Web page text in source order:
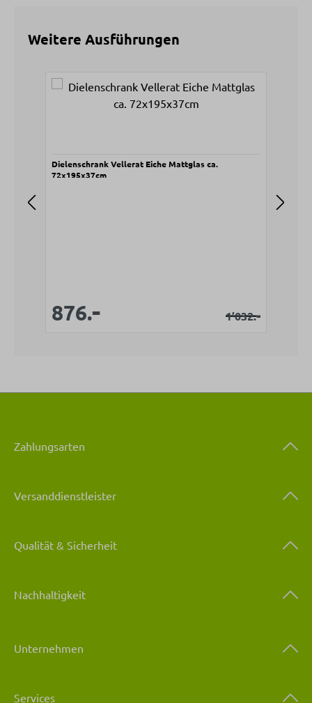
Weitere Ausführungen
Produktgalerie überspringen
Dielenschrank Vellerat Eiche Mattglas ca.
72x195x37cm
Verkaufspreis:
876.- Regulärer
1’032.-
Zahlungsarten
Versanddienstleister
Qualität & Sicherheit
Nachhaltigkeit
Unternehmen
Services